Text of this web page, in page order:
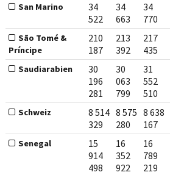
San Marino
34
522
34
663
34
770
São Tomé &
Príncipe
210
187
213
392
217
435
Saudiarabien
30
196
281
30
063
799
31
552
510
Schweiz
8 514
329
8 575
280
8 638
167
Senegal
15
914
498
16
352
922
16
789
219